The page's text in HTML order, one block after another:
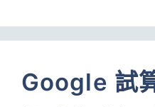
Google 試